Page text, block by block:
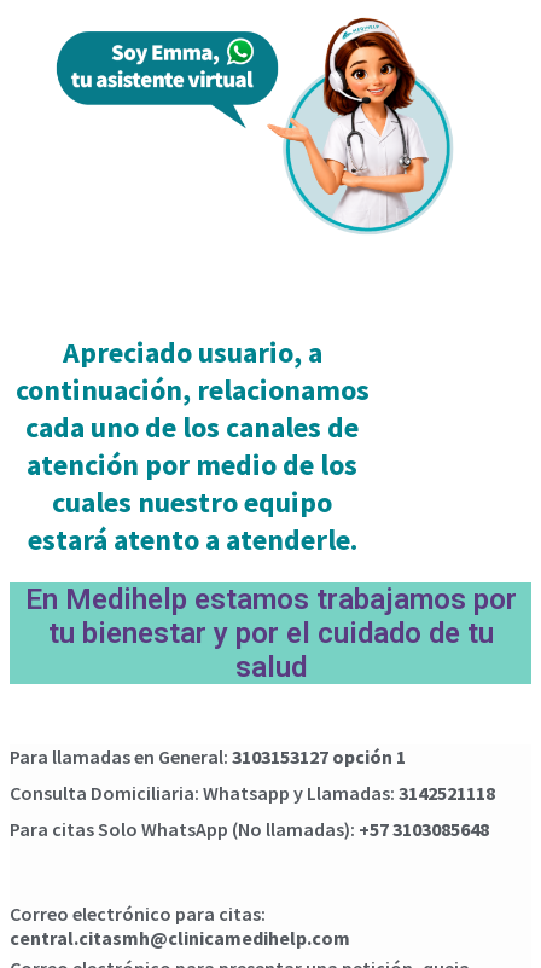
Apreciado usuario, a
continuación, relacionamos
cada uno de los canales de
atención por medio de los
cuales nuestro equipo
estará atento a atenderle.
En Medihelp estamos trabajamos por
tu bienestar y por el cuidado de tu
salud
Para llamadas en General: 3103153127 opción 1
Consulta Domiciliaria: Whatsapp y Llamadas: 3142521118
Para citas Solo WhatsApp (No llamadas): +57 3103085648
Correo electrónico para citas:
central.citasmh@clinicamedihelp.com